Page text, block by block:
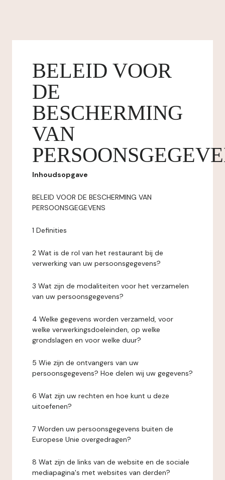
BELEID VOOR
DE
BESCHERMING
VAN
Inhoudsopgave
BELEID VOOR DE BESCHERMING VAN
PERSOONSGEGEVENS
1 Definities
2 Wat is de rol van het restaurant bij de
verwerking van uw persoonsgegevens?
3 Wat zijn de modaliteiten voor het verzamelen
van uw persoonsgegevens?
4 Welke gegevens worden verzameld, voor
welke verwerkingsdoeleinden, op welke
grondslagen en voor welke duur?
5 Wie zijn de ontvangers van uw
persoonsgegevens? Hoe delen wij uw gegevens?
6 Wat zijn uw rechten en hoe kunt u deze
uitoefenen?
7 Worden uw persoonsgegevens buiten de
Europese Unie overgedragen?
8 Wat zijn de links van de website en de sociale
mediapagina's met websites van derden?